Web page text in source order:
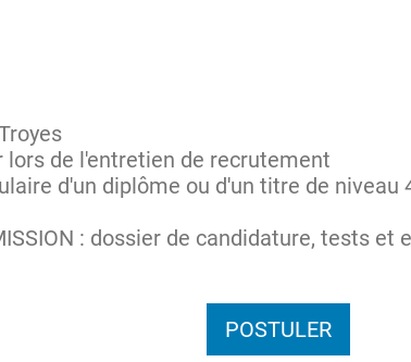
lors de l'entretien de recrutement
d'un diplôme ou d'un titre de niveau
: dossier de candidature, tests
POSTULER